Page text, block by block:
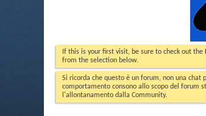
If this is your first visit, be sure to check out the
from the selection below.
Si ricorda che questo è un forum, non una
comportamento consono allo scopo del forum
l'allontanamento dalla Community.